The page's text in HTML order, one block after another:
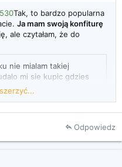
Tak, to bardzo popularna
Ja mam swoją konfiturę
ale czytałam, że do
nie mialam takiej
mi sie kupic gdzies
W tym roku
takich krzakow
Odpowiedz